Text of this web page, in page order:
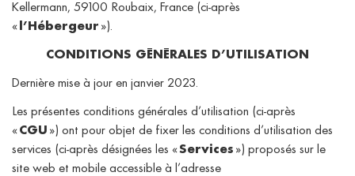
Kellermann, 59100 Roubaix, France (ci-après
« l’Hébergeur »).
CONDITIONS GÉNÉRALES D’UTILISATION
Dernière mise à jour en janvier 2023.
Les présentes conditions générales d’utilisation (ci-après
«CGU ») ont pour objet de fixer les conditions d’utilisation des
services (ci-après désignées les «Services ») proposés sur le
site web et mobile accessible à l’adresse